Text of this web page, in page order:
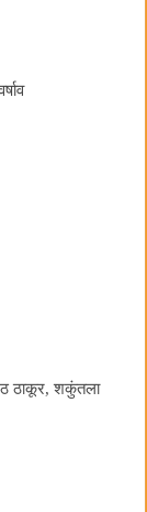
ठाकूर, शकुंतला